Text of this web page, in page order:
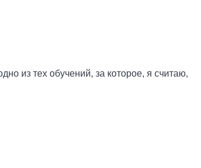
из тех обучений, за которое, я считаю,